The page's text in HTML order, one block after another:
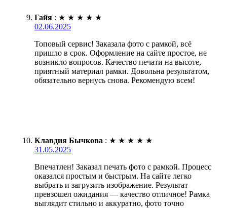
Гайя : ★ ★ ★ ★ ★
02.06.2025
Топовый сервис! Заказала фото с рамкой, всё
пришло в срок. Оформление на сайте простое, не
возникло вопросов. Качество печати на высоте,
приятный материал рамки. Довольна результатом,
обязательно вернусь снова. Рекомендую всем!
Клавдия Бычкова : ★ ★ ★ ★ ★
31.05.2025
Впечатлен! Заказал печать фото с рамкой. Процесс
оказался простым и быстрым. На сайте легко
выбрать и загрузить изображение. Результат
превзошел ожидания — качество отличное! Рамка
выглядит стильно и аккуратно, фото точно